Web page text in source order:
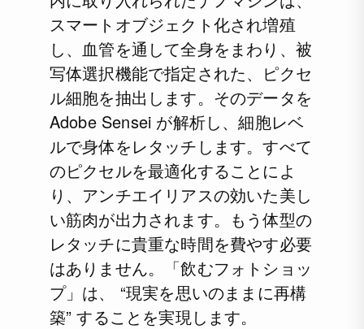
スマートオブジェクト化され増殖
し、血管を通して全身をまわり、被
写体選択機能で指定された、ピクセ
ル細胞を抽出します。そのデータを
Adobe Sensei が解析し、細胞レベ
ルで身体をレタッチします。すべて
のピクセルを最適化することによ
り、アンチエイリアスの効いた美し
い筋肉が出力されます。もう体型の
レタッチに貴重な時間を費やす必要
はありません。「飲むフォトショッ
プ」は、 “現実を思いのままに再構
築” することを実現します。